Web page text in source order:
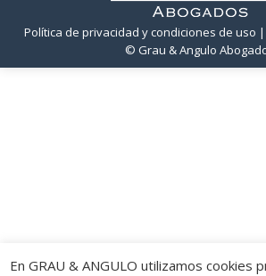
Política de privacidad y condiciones de uso
© Grau & Angulo
En GRAU & ANGULO utilizamos cookies